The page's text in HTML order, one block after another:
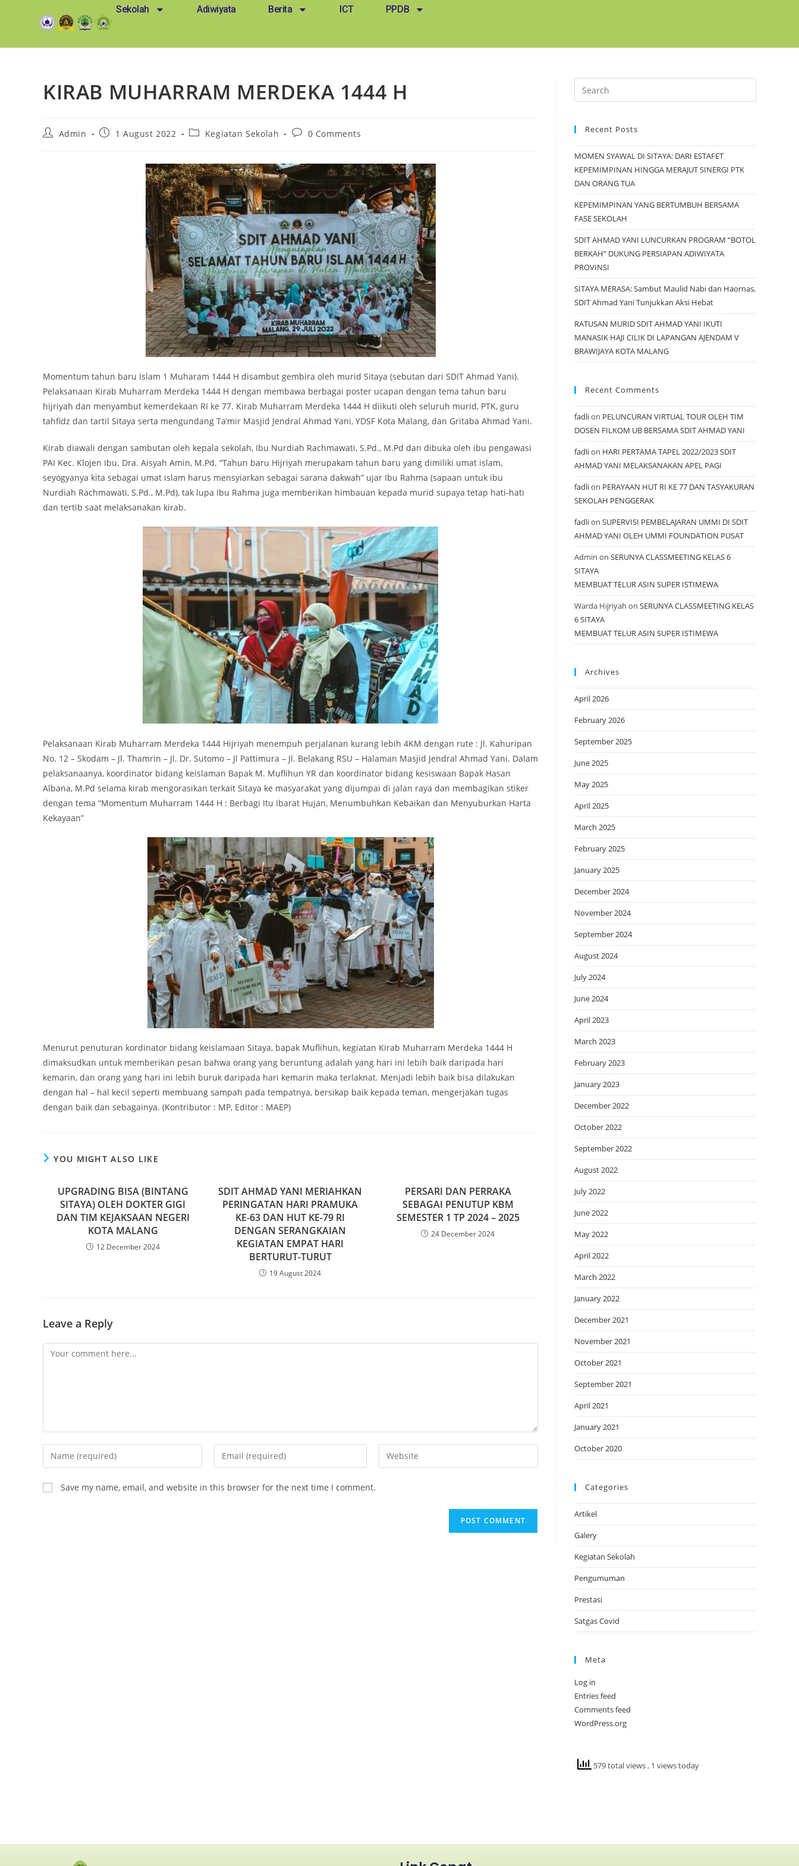
Sekolah Adiwiyata Berita ICT PPDB
KIRAB MUHARRAM MERDEKA 1444 H
Admin 1 August 2022 Kegiatan Sekolah 0 Comments
Momentum tahun baru Islam 1 Muharam 1444 H disambut gembira oleh murid Sitaya (sebutan dari SDIT Ahmad Yani).
Pelaksanaan Kirab Muharram Merdeka 1444 H dengan membawa berbagai poster ucapan dengan tema tahun baru
hijriyah dan menyambut kemerdekaan RI ke 77. Kirab Muharram Merdeka 1444 H diikuti oleh seluruh murid, PTK, guru
tahfidz dan tartil Sitaya serta mengundang Ta’mir Masjid Jendral Ahmad Yani, YDSF Kota Malang, dan Gritaba Ahmad Yani.
Kirab diawali dengan sambutan oleh kepala sekolah, Ibu Nurdiah Rachmawati, S.Pd., M.Pd dan dibuka oleh ibu pengawasi
PAI Kec. Klojen Ibu. Dra. Aisyah Amin, M.Pd. “Tahun baru Hijriyah merupakam tahun baru yang dimiliki umat islam,
seyogyanya kita sebagai umat islam harus mensyiarkan sebagai sarana dakwah” ujar Ibu Rahma (sapaan untuk ibu
Nurdiah Rachmawati, S.Pd., M.Pd), tak lupa Ibu Rahma juga memberikan himbauan kepada murid supaya tetap hati-hati
dan tertib saat melaksanakan kirab.
Pelaksanaan Kirab Muharram Merdeka 1444 Hijriyah menempuh perjalanan kurang lebih 4KM dengan rute : Jl. Kahuripan
No. 12 – Skodam – Jl. Thamrin – Jl. Dr. Sutomo – Jl Pattimura – Jl. Belakang RSU – Halaman Masjid Jendral Ahmad Yani. Dalam
pelaksanaanya, koordinator bidang keislaman Bapak M. Muflihun YR dan koordinator bidang kesiswaan Bapak Hasan
Albana, M.Pd selama kirab mengorasikan terkait Sitaya ke masyarakat yang dijumpai di jalan raya dan membagikan stiker
dengan tema “Momentum Muharram 1444 H : Berbagi Itu Ibarat Hujan, Menumbuhkan Kebaikan dan Menyuburkan Harta
Kekayaan”
Menurut penuturan kordinator bidang keislamaan Sitaya, bapak Muflihun, kegiatan Kirab Muharram Merdeka 1444 H
dimaksudkan untuk memberikan pesan bahwa orang yang beruntung adalah yang hari ini lebih baik daripada hari
kemarin, dan orang yang hari ini lebih buruk daripada hari kemarin maka terlaknat. Menjadi lebih baik bisa dilakukan
dengan hal – hal kecil seperti membuang sampah pada tempatnya, bersikap baik kepada teman, mengerjakan tugas
dengan baik dan sebagainya. (Kontributor : MP, Editor : MAEP)
YOU MIGHT ALSO LIKE
UPGRADING BISA (BINTANG
SITAYA) OLEH DOKTER GIGI
DAN TIM KEJAKSAAN NEGERI
KOTA MALANG
12 December 2024
SDIT AHMAD YANI MERIAHKAN
PERINGATAN HARI PRAMUKA
KE-63 DAN HUT KE-79 RI
DENGAN SERANGKAIAN
KEGIATAN EMPAT HARI
BERTURUT-TURUT
19 August 2024
PERSARI DAN PERRAKA
SEBAGAI PENUTUP KBM
SEMESTER 1 TP 2024 – 2025
24 December 2024
Leave a Reply
Save my name, email, and website in this browser for the next time I comment.
Recent Posts
MOMEN SYAWAL DI SITAYA: DARI ESTAFET
KEPEMIMPINAN HINGGA MERAJUT SINERGI PTK
DAN ORANG TUA
KEPEMIMPINAN YANG BERTUMBUH BERSAMA
FASE SEKOLAH
SDIT AHMAD YANI LUNCURKAN PROGRAM “BOTOL
BERKAH” DUKUNG PERSIAPAN ADIWIYATA
PROVINSI
SITAYA MERASA: Sambut Maulid Nabi dan Haornas,
SDIT Ahmad Yani Tunjukkan Aksi Hebat
RATUSAN MURID SDIT AHMAD YANI IKUTI
MANASIK HAJI CILIK DI LAPANGAN AJENDAM V
BRAWIJAYA KOTA MALANG
Recent Comments
fadlion PELUNCURAN VIRTUAL TOUR OLEH TIM
DOSEN FILKOM UB BERSAMA SDIT AHMAD YANI
fadlion HARI PERTAMA TAPEL 2022/2023 SDIT
AHMAD YANI MELAKSANAKAN APEL PAGI
fadlion PERAYAAN HUT RI KE 77 DAN TASYAKURAN
SEKOLAH PENGGERAK
fadlion SUPERVISI PEMBELAJARAN UMMI DI SDIT
AHMAD YANI OLEH UMMI FOUNDATION PUSAT
Admin on SERUNYA CLASSMEETING KELAS 6
SITAYA
MEMBUAT TELUR ASIN SUPER ISTIMEWA
Warda Hijriyah on SERUNYA CLASSMEETING KELAS
6 SITAYA
MEMBUAT TELUR ASIN SUPER ISTIMEWA
Archives
April 2026
February 2026
September 2025
June 2025
May 2025
April 2025
March 2025
February 2025
January 2025
December 2024
November 2024
September 2024
August 2024
July 2024
June 2024
April 2023
March 2023
February 2023
January 2023
December 2022
October 2022
September 2022
August 2022
July 2022
June 2022
May 2022
April 2022
March 2022
January 2022
December 2021
November 2021
October 2021
September 2021
April 2021
January 2021
October 2020
Categories
Artikel
Galery
Kegiatan Sekolah
Pengumuman
Prestasi
Satgas Covid
Meta
Log in
Entries feed
Comments feed
WordPress.org
579 total views, 1 views today